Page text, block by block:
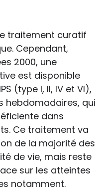
traitement curatif
Cependant,
2000, une
est disponible
(type I, II, IV et VI),
hebdomadaires, qui
dans
Ce traitement va
de la majorité des
de vie, mais reste
sur les atteintes
notamment.